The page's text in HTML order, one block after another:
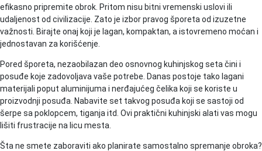
efikasno pripremite obrok. Pritom nisu bitni vremenski uslovi ili
udaljenost od civilizacije. Zato je izbor pravog šporeta od izuzetne
važnosti. Birajte onaj koji je lagan, kompaktan, a istovremeno moćan i
jednostavan za korišćenje.
Pored šporeta, nezaobilazan deo osnovnog kuhinjskog seta čini i
posuđe koje zadovoljava vaše potrebe. Danas postoje tako lagani
materijali poput aluminijuma i nerđajućeg čelika koji se koriste u
proizvodnji posuđa. Nabavite set takvog posuđa koji se sastoji od
šerpe sa poklopcem, tiganja itd. Ovi praktični kuhinjski alati vas mogu
lišiti frustracije na licu mesta.
Šta ne smete zaboraviti ako planirate samostalno spremanje obroka?